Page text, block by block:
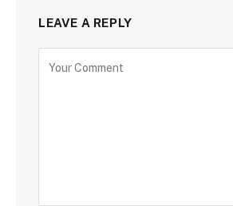
LEAVE A REPLY